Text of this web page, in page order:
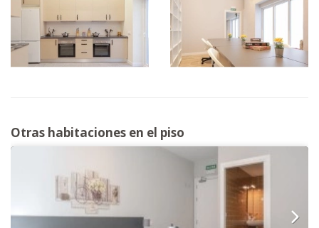
Otras habitaciones en el piso